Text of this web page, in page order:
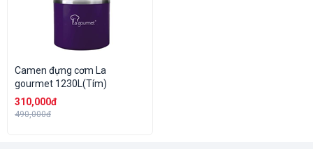
Camen đựng cơm La
gourmet 1230L(Tím)
310,000đ
490,000đ